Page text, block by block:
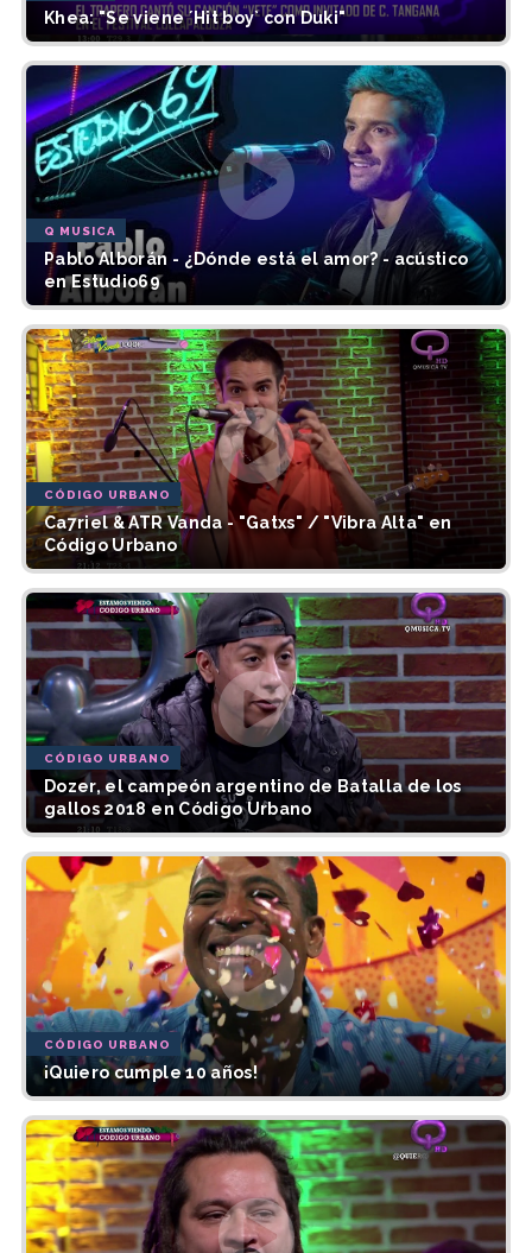
Khea: "Se viene ´Hit boy` con Duki"
Q MUSICA
Pablo Alborán - ¿Dónde está el amor? - acústico
en Estudio69
CÓDIGO URBANO
Ca7riel & ATR Vanda - "Gatxs" / "Vibra Alta" en
Código Urbano
CÓDIGO URBANO
Dozer, el campeón argentino de Batalla de los
gallos 2018 en Código Urbano
CÓDIGO URBANO
¡Quiero cumple 10 años!